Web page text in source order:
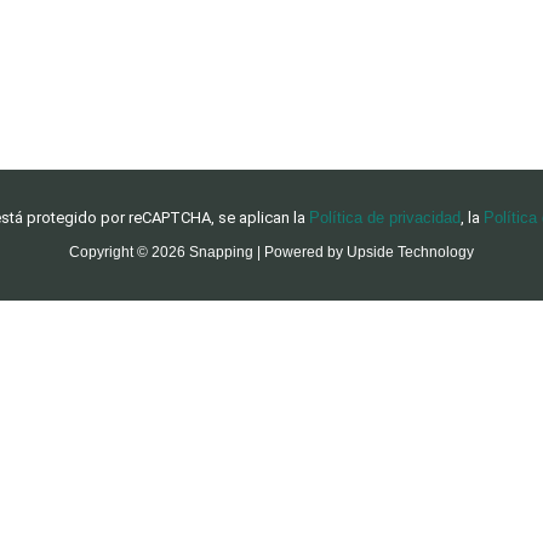
protegido por reCAPTCHA, se aplican la Política de privacidad, la Política
Copyright © 2026 Snapping | Powered by Upside Technology